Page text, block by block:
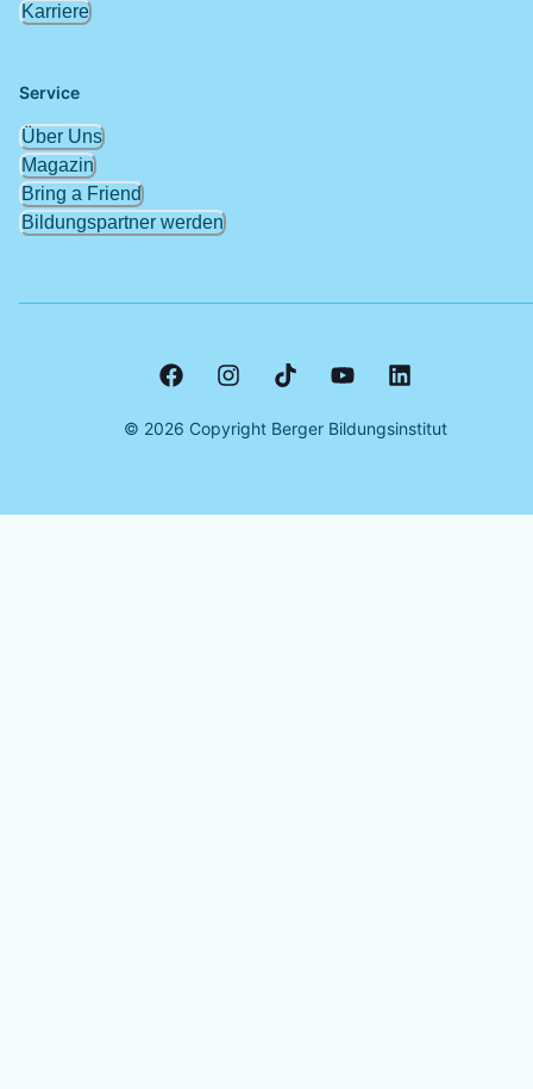
Karriere
Service
Über Uns
Magazin
Bring a Friend
Bildungspartner werden
© 2026 Copyright Berger Bildungsinstitut